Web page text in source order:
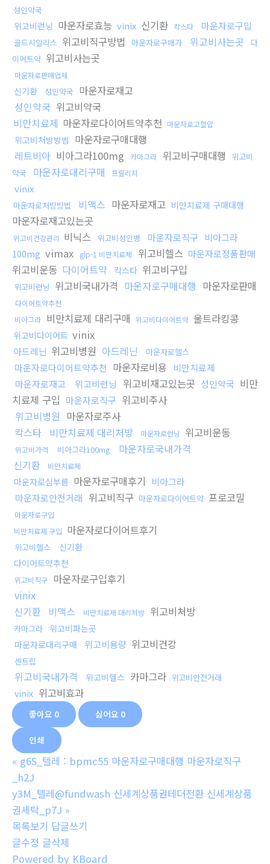
성인약국
위고비런닝 마운자로효능 vinix 신기환 칵스타 마운자로구입
골드시알리스 위고비직구방법 마운자로구매가 위고비사는곳
다
이어트약 위고비사는곳
마운자로판매업체
신기환 성인약국
마운자로재고
성인약국 위고비약국
비만치료제 마운자로다이어트약추천 마운자로고혈압
위고비처방방법
마운자로구매대행
레트비아 비아그라100mg 카마그라 위고비구매대행
위고비
약국
마운자로대리구매 프릴리지
vinix
마운자로처방방법 비맥스 마운자로재고 비만치료제 구매대행
마운자로재고있는곳
위고비건강관리 비닉스 위고비성인병 마운자로직구
비아그라
100mg vimax glp-1 비만치료제 위고비헬스 마운자로정품판매
위고비운동 다이어트약 칵스타 위고비구입
위고비런닝 위고비국내가격 마운자로구매대행 마운자로판매
다이어트약추천
비아그라 비만치료제 대리구매 위고비다이어트약 울트라킹콩
위고비다이어트 vinix
아드레닌 위고비병원 아드레닌 마운자로헬스
마운자로다이어트약추천 마운자로비용
비만치료제
마운자로재고
위고비런닝 위고비재고있는곳 성인약국 비만
치료제 구입 마운자로직구 위고비주사
위고비병원 마운자로주사
칵스타
비만치료제 대리처방 마운자로런닝 위고비운동
위고비가격 비아그라100mg
마운자로국내가격
신기환
비만치료제
마운자로심부름 마운자로구매후기
비아그라
마운자로안전거래 위고비직구 마운자로다이어트약 프로코밀
마운자로구입
비만치료제 구입
마운자로다이어트후기
위고비헬스
신기환
다이어트약추천
위고비직구
마운자로구입후기
vinix
신기환
비맥스 비만치료제 대리처방 위고비처방
카마그라
위고비파는곳
마운자로대리구매
위고비용량 위고비건강
센트립
위고비국내가격 위고비헬스 카마그라 위고비안전거래
vinix 위고비효과
좋아요 0 싫어요 0
인쇄
« g6S_텔레 : bpmc55 마운자로구매대행 마운자로직구
_h2J
y3M_텔레@fundwash 신세계상품권테더전환 신세계상품
권세탁_p7J »
목록보기 답글쓰기
글수정 글삭제
Powered by KBoard